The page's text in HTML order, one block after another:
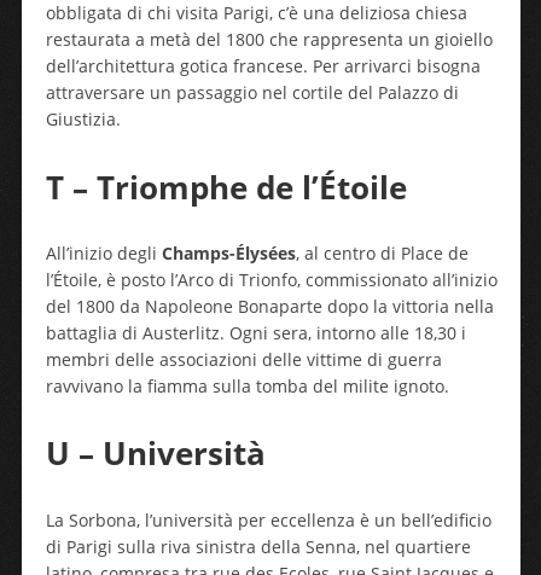
obbligata di chi visita Parigi, c’è una deliziosa chiesa
restaurata a metà del 1800 che rappresenta un gioiello
dell’architettura gotica francese. Per arrivarci bisogna
attraversare un passaggio nel cortile del Palazzo di
Giustizia.
T – Triomphe de l’Étoile
All’inizio degli Champs-Élysées, al centro di Place de
l’Étoile, è posto l’Arco di Trionfo, commissionato all’inizio
del 1800 da Napoleone Bonaparte dopo la vittoria nella
battaglia di Austerlitz. Ogni sera, intorno alle 18,30 i
membri delle associazioni delle vittime di guerra
ravvivano la fiamma sulla tomba del milite ignoto.
U – Università
La Sorbona, l’università per eccellenza è un bell’edificio
di Parigi sulla riva sinistra della Senna, nel quartiere